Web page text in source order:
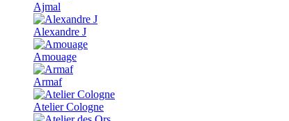
Ajmal
Alexandre J
Amouage
Armaf
Atelier Cologne